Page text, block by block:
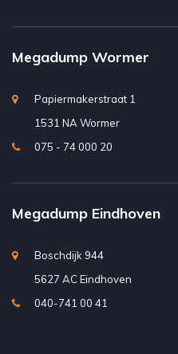
Megadump Wormer
Papiermakerstraat 1
1531 NA Wormer
075 - 74 000 20
Megadump Eindhoven
Boschdijk 944
5627 AC Eindhoven
040-741 00 41